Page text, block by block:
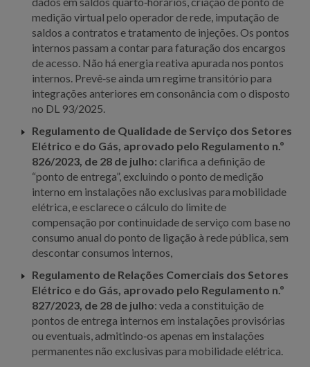
medição virtual pelo operador de rede, imputação de
saldos a contratos e tratamento de injeções. Os pontos
internos passam a contar para faturação dos encargos
de acesso. Não há energia reativa apurada nos pontos
internos. Prevê‑se ainda um regime transitório para
integrações anteriores em consonância com o disposto
no DL 93/2025.
Regulamento de Qualidade de Serviço dos Setores
Elétrico e do Gás, aprovado pelo Regulamento n.º
826/2023, de 28 de julho: clarifica a definição de
“ponto de entrega”, excluindo o ponto de medição
interno em instalações não exclusivas para mobilidade
elétrica, e esclarece o cálculo do limite de
compensação por continuidade de serviço com base no
consumo anual do ponto de ligação à rede pública, sem
descontar consumos internos,
Regulamento de Relações Comerciais dos Setores
Elétrico e do Gás, aprovado pelo Regulamento n.º
827/2023, de 28 de julho: veda a constituição de
pontos de entrega internos em instalações provisórias
ou eventuais, admitindo‑os apenas em instalações
permanentes não exclusivas para mobilidade elétrica.